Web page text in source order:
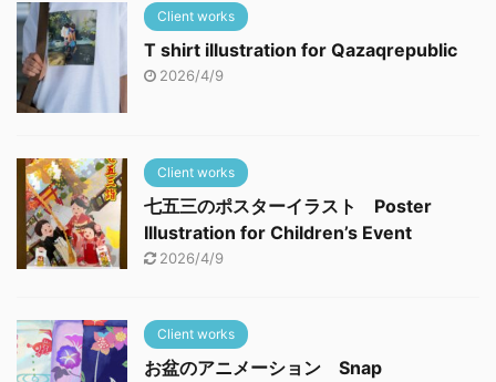
Client works
T shirt illustration for Qazaqrepublic
2026/4/9
Client works
七五三のポスターイラスト Poster
Illustration for Children’s Event
2026/4/9
Client works
お盆のアニメーション Snap